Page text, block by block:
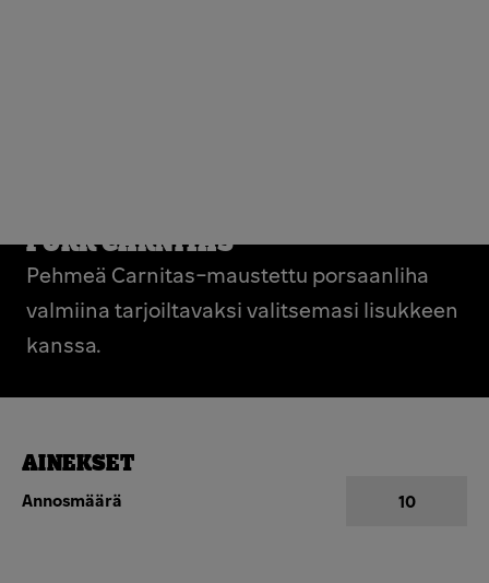
PORK CARNITAS
Pehmeä Carnitas-maustettu porsaanliha
valmiina tarjoiltavaksi valitsemasi lisukkeen
kanssa.
AINEKSET
Annosmäärä